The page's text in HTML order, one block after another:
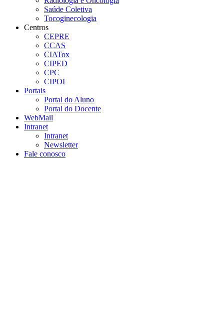
Saúde Coletiva
Tocoginecologia
Centros
CEPRE
CCAS
CIATox
CIPED
CPC
CIPOI
Portais
Portal do Aluno
Portal do Docente
WebMail
Intranet
Intranet
Newsletter
Fale conosco